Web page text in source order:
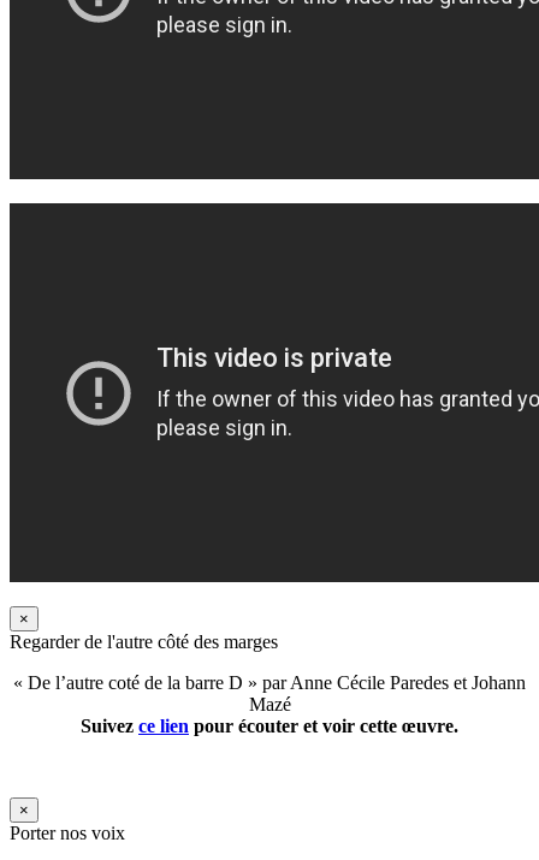
×
Regarder de l'autre côté des marges
« De l’autre coté de la barre D » par Anne Cécile Paredes et Johann
Mazé
Suivez ce lien pour écouter et voir cette œuvre.
×
Porter nos voix